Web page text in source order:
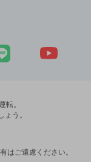
転。
う。
はご遠慮ください。